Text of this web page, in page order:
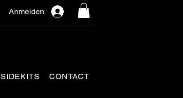
Anmelden
SIDEKITS CONTACT